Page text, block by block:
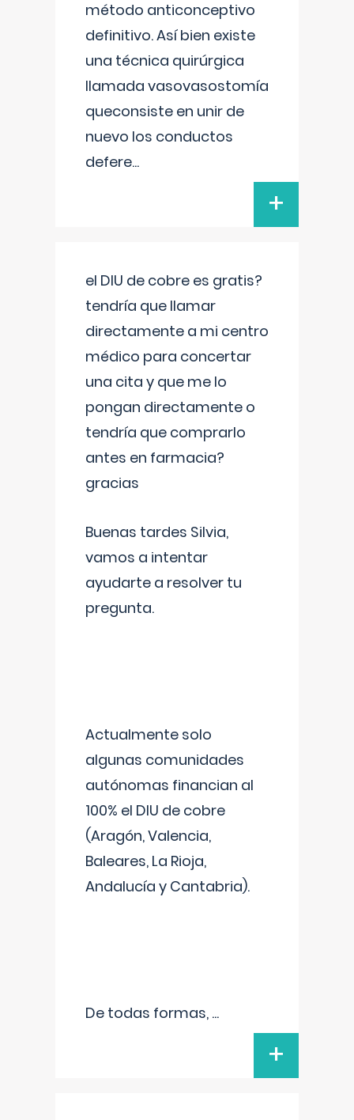
método anticonceptivo
definitivo. Así bien existe
una técnica quirúrgica
llamada vasovasostomía
queconsiste en unir de
nuevo los conductos
defere...
+
el DIU de cobre es gratis?
tendría que llamar
directamente a mi centro
médico para concertar
una cita y que me lo
pongan directamente o
tendría que comprarlo
antes en farmacia?
gracias
Buenas tardes Silvia,
vamos a intentar
ayudarte a resolver tu
pregunta.
Actualmente solo
algunas comunidades
autónomas financian al
100% el DIU de cobre
(Aragón, Valencia,
Baleares, La Rioja,
Andalucía y Cantabria).
De todas formas, ...
+